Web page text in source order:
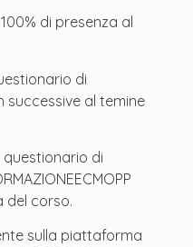
di presenza al
di
successive al temine
questionario di
del corso.
sulla piattaforma